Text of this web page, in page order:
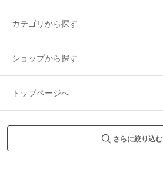
カテゴリから探す
ショップから探す
トップページへ
さらに絞り込む